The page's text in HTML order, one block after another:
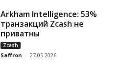
Arkham Intelligence: 53%
транзакций Zcash не
приватны
Zcash
Saffron - 27.05.2026